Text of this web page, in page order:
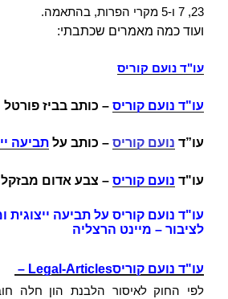
23, 7 ו-5 מקרי הפרות, בהתאמה.
ועוד כמה מאמרים שכתבתי:
עו"ד נועם קוריס
עו"ד נועם קוריס – כותב בביז פורטל
עו”ד נועם קוריס – כותב על תביעה
עו"ד נועם קוריס – צבע אדום
עו"ד נועם קוריס על תביעה ייצוגית
לציבור – מיינט הרצליה
עו"ד נועם קוריס– Legal-Articles
לפי החוק לאיסור הלבנת הון חלה